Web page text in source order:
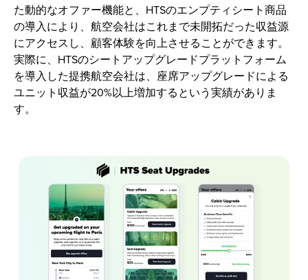
た動的なオファー機能と、HTSのエンプティシート商品
の導入により、航空会社はこれまで未開拓だった収益源
にアクセスし、顧客体験を向上させることができます。
実際に、HTSのシートアップグレードプラットフォーム
を導入した提携航空会社は、座席アップグレードによる
ユニット収益が20%以上増加するという実績がありま
す。